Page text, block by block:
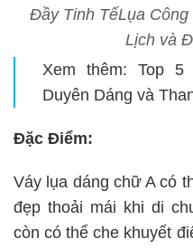
Đầy Tinh TếLụa
Lịch và
Xem thêm: Top 5
Duyên Dáng và
Đặc Điểm:
Váy lụa dáng chữ A có
đẹp thoải mái khi di
còn có thể che khuyết